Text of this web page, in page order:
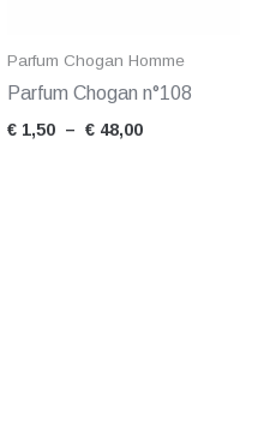
Parfum Chogan Homme
Parfum Chogan n°108
€ 1,50 – € 48,00